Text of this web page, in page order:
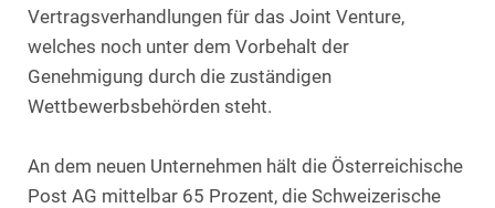
Vertragsverhandlungen für das Joint Venture,
welches noch unter dem Vorbehalt der
Genehmigung durch die zuständigen
Wettbewerbsbehörden steht.
An dem neuen Unternehmen hält die Österreichische
Post AG mittelbar 65 Prozent, die Schweizerische